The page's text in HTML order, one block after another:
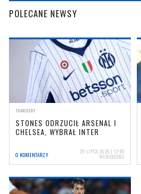
POLECANE NEWSY
TRANSFERY
STONES ODRZUCIŁ ARSENAL I
CHELSEA, WYBRAŁ INTER
0 KOMENTARZY 29 LIPCA 2026 | 12:45
NERIOCORSI